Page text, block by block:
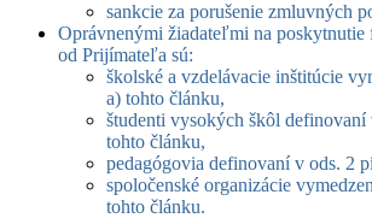
sankcie za porušenie zmluvných
Oprávnenými žiadateľmi na poskytnutie
od Prijímateľa sú:
školské a vzdelávacie inštitúcie
a) tohto článku,
študenti vysokých škôl definovaní
tohto článku,
pedagógovia definovaní v ods. 2
spoločenské organizácie
tohto článku.